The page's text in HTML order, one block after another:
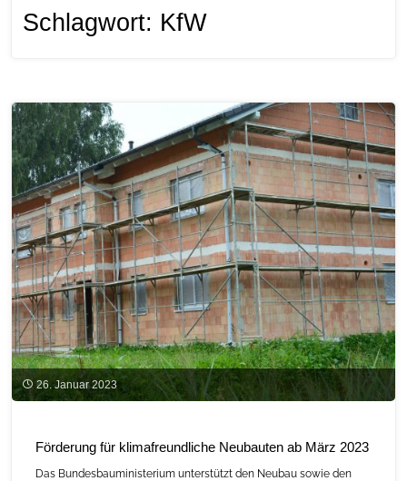
Schlagwort: KfW
26. Januar 2023
Förderung für klimafreundliche Neubauten ab März 2023
Das Bundesbauministerium unterstützt den Neubau sowie den